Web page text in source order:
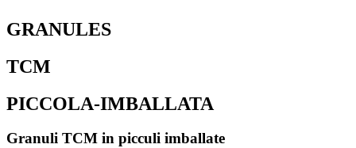
GRANULES
TCM
PICCOLA-IMBALLATA
Granuli TCM in picculi imballate